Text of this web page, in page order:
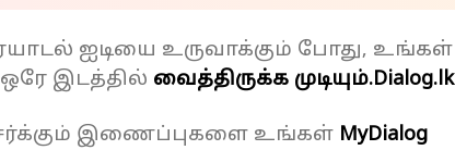
ஐடியை உருவாக்கும் போது, உங்கள்
இடத்தில் வைத்திருக்க முடியும்.Dialog.lk
இணைப்புகளை உங்கள் MyDialog